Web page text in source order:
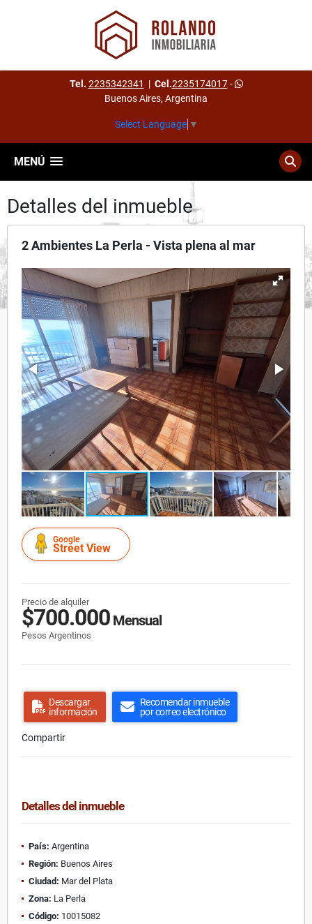
Tel. 2235342341 | Cel.2235174017-
Buenos Aires, Argentina
Select Language ▼
MENÚ
Detalles del inmueble
2 Ambientes La Perla - Vista plena al mar
Google
Street View
Precio de alquiler
$700.000 Mensual
Pesos Argentinos
Descargar
información
Recomendar inmueble
por correo electrónico
Compartir
Detalles del inmueble
País: Argentina
Región: Buenos Aires
Ciudad: Mar del Plata
Zona: La Perla
Código: 10015082